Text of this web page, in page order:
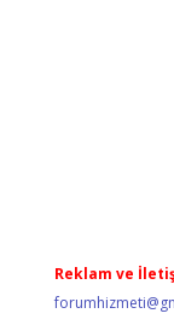
Reklam ve